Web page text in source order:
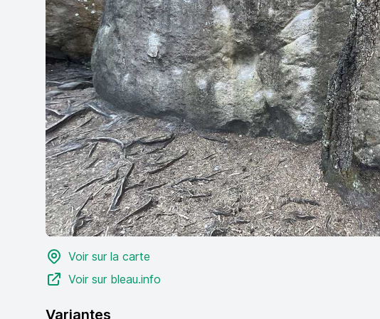
Voir sur la carte
Voir sur bleau.info
Variantes